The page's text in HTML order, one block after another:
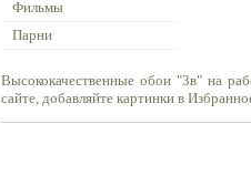
Фильмы
Парни
Высококачественные обои "3в" на
сайте, добавляйте картинки в